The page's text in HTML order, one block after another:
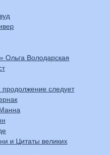
«Две половинки темной души» Ольга Володарская
продолжение следует
и Цитаты великих